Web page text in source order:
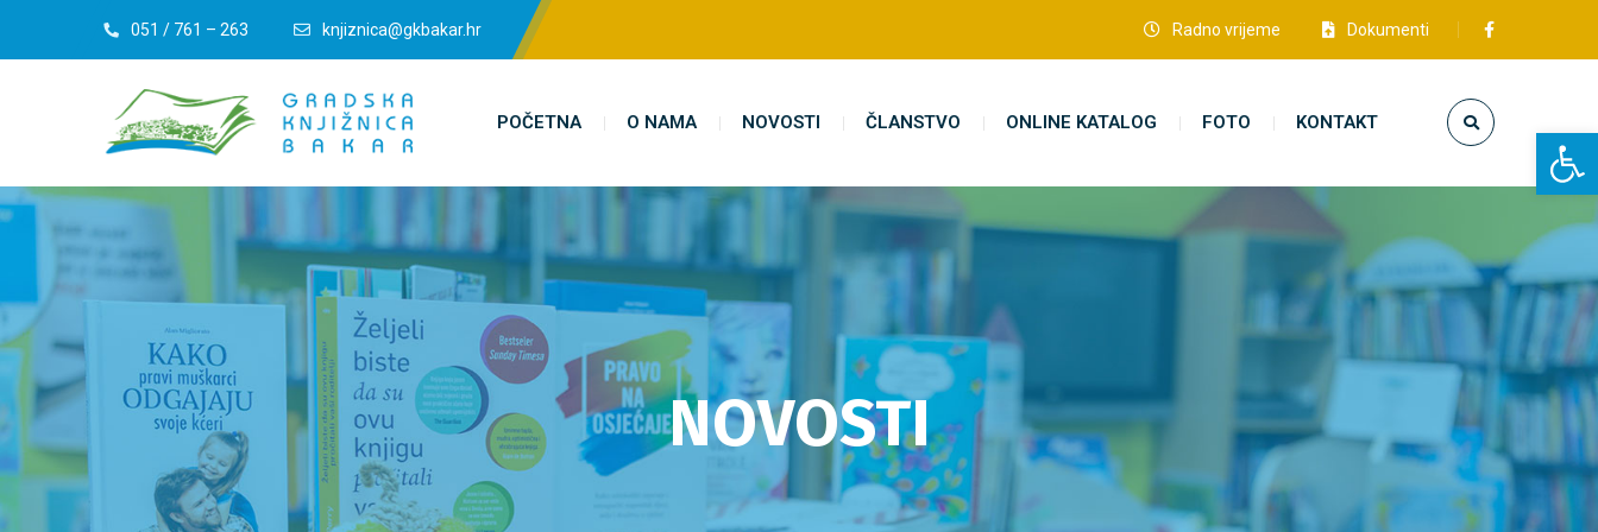
Open toolbar
051 / 761 – 263 knjiznica@gkbakar.hr Radno vrijeme Dokumenti
POČETNA O NAMA NOVOSTI ČLANSTVO ONLINE KATALOG FOTO KONTAKT
NOVOSTI